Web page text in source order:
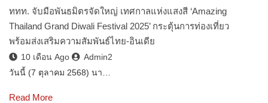
ททท. จับมือพันธมิตรจัดใหญ่ เทศกาลแห่งแสงสี ‘Amazing
Thailand Grand Diwali Festival 2025’ กระตุ้นการท่องเที่ยว
พร้อมส่งเสริมความสัมพันธ์ไทย-อินเดีย
10 เดือน Ago
Admin2
วันนี้ (7 ตุลาคม 2568) นา…
Read More